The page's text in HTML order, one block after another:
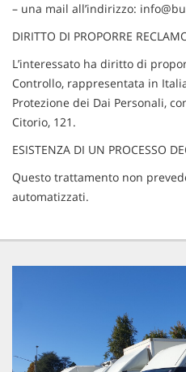
– una mail all’indirizzo:
DIRITTO DI PROPORRE
L’interessato ha diritto di
Controllo, rappresentata in
Protezione dei Dai Personali,
Citorio, 121.
ESISTENZA DI UN PROCESSO
Questo trattamento non
automatizzati.